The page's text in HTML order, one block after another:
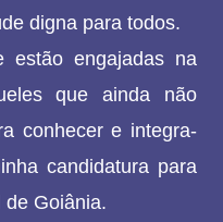
digna para todos.
estão engajadas na
que ainda não
conhecer e integra-
candidatura para
Goiânia.